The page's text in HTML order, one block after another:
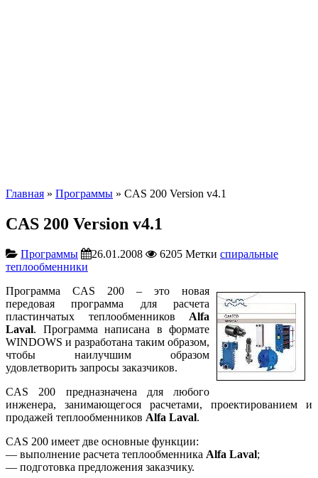
Главная » Программы » CAS 200 Version v4.1
CAS 200 Version v4.1
Программы 26.01.2008 6205 Метки спиральные
теплообменники
Программа CAS 200 – это новая
передовая программа для расчета
пластинчатых теплообменников Alfa
Laval. Программа написана в формате
WINDOWS и разработана таким образом,
чтобы наилучшим образом
удовлетворить запросы заказчиков.
CAS 200 предназначена для любого
инженера, занимающегося расчетами, проектированием и
продажей теплообменников Alfa Laval.
CAS 200 имеет две основные функции:
— выполнение расчета теплообменника Alfa Laval;
— подготовка предложения заказчику.